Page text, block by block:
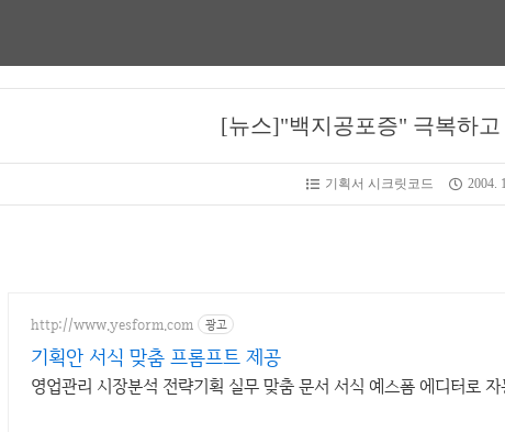
[뉴스]"백지공포증" 극복하고
기획서 시크릿코드 2004.
http://www.yesform.com 광고
기획안 서식 맞춤 프롬프트 제공
영업관리 시장분석 전략기획 실무 맞춤 문서 서식 예스폼 에디터로